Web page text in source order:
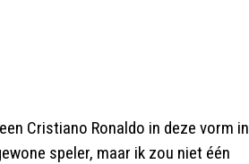
Cristiano Ronaldo in deze vorm in
speler, maar ik zou niet één